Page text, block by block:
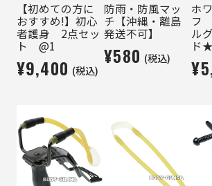
【初めての方に
おすすめ!】初心
者護身 2点セッ
ト @1
¥9,400 (税込)
防雨・防風マッ
チ【沖縄・離島
発送不可】
¥580 (税込)
ホ
フ
ル
ド★